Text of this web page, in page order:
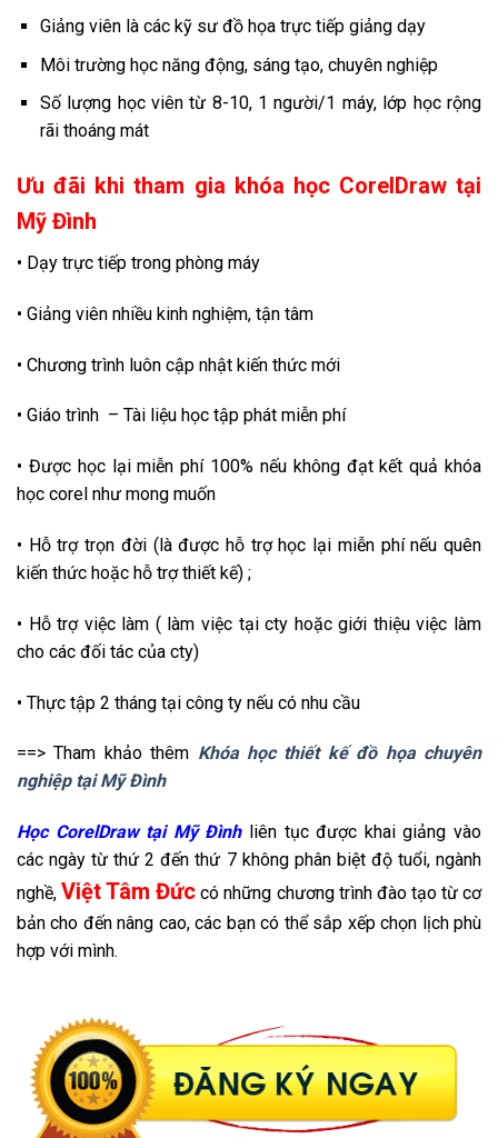
Giảng viên là các kỹ sư đồ họa trực tiếp giảng dạy
Môi trường học năng động, sáng tạo, chuyên nghiệp
Số lượng học viên từ 8-10, 1 người/1 máy, lớp học rộng
rãi thoáng mát
Ưu đãi khi tham gia khóa học CorelDraw tại
Mỹ Đình
• Dạy trực tiếp trong phòng máy
• Giảng viên nhiều kinh nghiệm, tận tâm
• Chương trình luôn cập nhật kiến thức mới
• Giáo trình – Tài liệu học tập phát miễn phí
• Được học lại miễn phí 100% nếu không đạt kết quả khóa
học corel như mong muốn
• Hỗ trợ trọn đời (là được hỗ trợ học lại miễn phí nếu quên
kiến thức hoặc hỗ trợ thiết kế) ;
• Hỗ trợ việc làm ( làm việc tại cty hoặc giới thiệu việc làm
cho các đối tác của cty)
• Thực tập 2 tháng tại công ty nếu có nhu cầu
==> Tham khảo thêm Khóa học thiết kế đồ họa chuyên
nghiệp tại Mỹ Đình
Học CorelDraw tại Mỹ Đìnhliên tục được khai giảng vào
các ngày từ thứ 2 đến thứ 7 không phân biệt độ tuổi, ngành
nghề, Việt Tâm Đức có những chương trình đào tạo từ cơ
bản cho đến nâng cao, các bạn có thể sắp xếp chọn lịch phù
hợp với mình.